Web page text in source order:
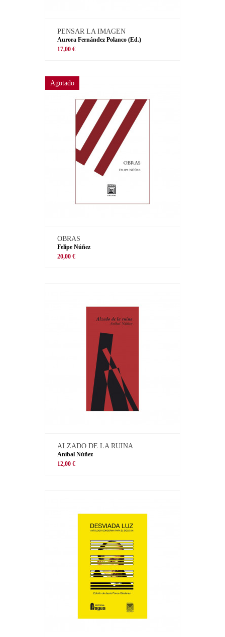
PENSAR LA IMAGEN
Aurora Fernández Polanco (Ed.)
17,00 €
Agotado
OBRAS
Felipe Núñez
20,00 €
ALZADO DE LA RUINA
Aníbal Núñez
12,00 €